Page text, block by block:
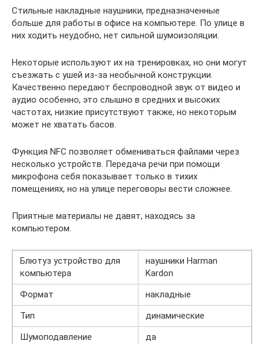
Стильные накладные наушники, предназначенные
больше для работы в офисе на компьютере. По улице в
них ходить неудобно, нет сильной шумоизоляции.
Некоторые используют их на тренировках, но они могут
съезжать с ушей из-за необычной конструкции.
Качественно передают беспроводной звук от видео и
аудио особенно, это слышно в средних и высоких
частотах, низкие присутствуют также, но некоторым
может не хватать басов.
Функция NFC позволяет обмениваться файлами через
несколько устройств. Передача речи при помощи
микрофона себя показывает только в тихих
помещениях, но на улице переговоры вести сложнее.
Приятные материалы не давят, находясь за
компьютером.
Блютуз устройство для
компьютера
наушники Harman
Kardon
Формат
накладные
Тип
динамические
Шумоподавление
да